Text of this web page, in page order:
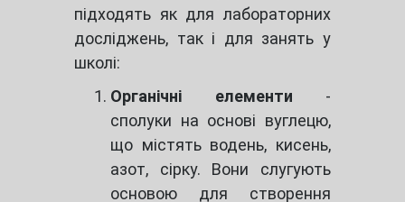
підходять як для лабораторних
досліджень, так і для занять у
школі:
Органічні елементи -
сполуки на основі вуглецю,
що містять водень, кисень,
азот, сірку. Вони слугують
основою для створення